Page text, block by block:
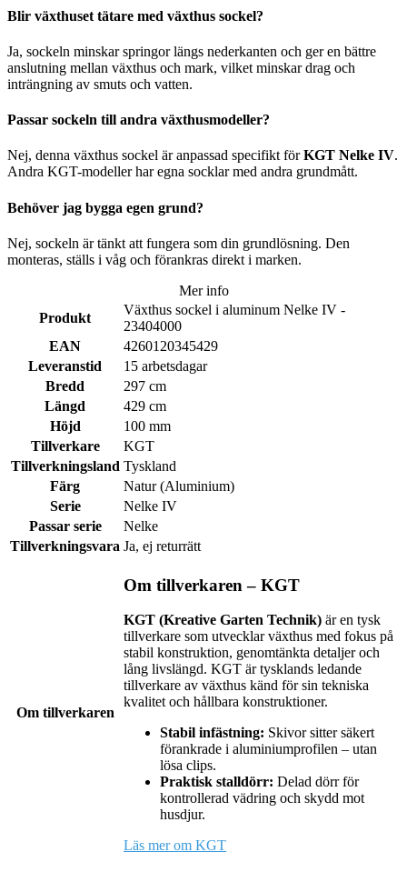
Blir växthuset tätare med växthus sockel?
Ja, sockeln minskar springor längs nederkanten och ger en bättre
anslutning mellan växthus och mark, vilket minskar drag och
inträngning av smuts och vatten.
Passar sockeln till andra växthusmodeller?
Nej, denna växthus sockel är anpassad specifikt förKGT Nelke IV.
Andra KGT-modeller har egna socklar med andra grundmått.
Behöver jag bygga egen grund?
Nej, sockeln är tänkt att fungera som din grundlösning. Den
monteras, ställs i våg och förankras direkt i marken.
Mer info
Produkt
Växthus sockel i aluminum Nelke IV -
23404000
EAN
4260120345429
Leveranstid
15 arbetsdagar
Bredd
297 cm
Längd
429 cm
Höjd
100 mm
Tillverkare
KGT
Tillverkningsland Tyskland
Färg
Natur (Aluminium)
Serie
Nelke IV
Passar serie
Nelke
Tillverkningsvara Ja, ej returrätt
Om tillverkaren
Om tillverkaren – KGT
KGT (Kreative Garten Technik) är en tysk
tillverkare som utvecklar växthus med fokus på
stabil konstruktion, genomtänkta detaljer och
lång livslängd. KGT är tysklands ledande
tillverkare av växthus känd för sin tekniska
kvalitet och hållbara konstruktioner.
Stabil infästning: Skivor sitter säkert
förankrade i aluminiumprofilen – utan
lösa clips.
Praktisk stalldörr: Delad dörr för
kontrollerad vädring och skydd mot
husdjur.
Läs mer om KGT